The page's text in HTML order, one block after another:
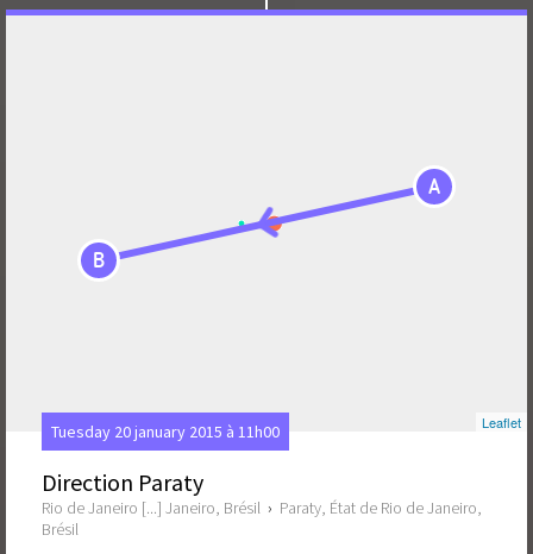
A
B
Leaflet
Tuesday 20 january 2015 à 11h00
Direction Paraty
Rio de Janeiro [...] Janeiro, Brésil › Paraty, État de Rio de Janeiro,
Brésil